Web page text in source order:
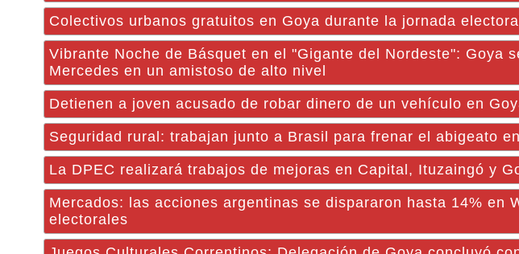
Colectivos urbanos gratuitos en Goya durante la jornada
Vibrante Noche de Básquet en el "Gigante del Nordeste": Goya
Mercedes en un amistoso de alto nivel
Detienen a joven acusado de robar dinero de un vehículo en
Seguridad rural: trabajan junto a Brasil para frenar el abigeato
La DPEC realizará trabajos de mejoras en Capital, Ituzaingó y
Mercados: las acciones argentinas se dispararon hasta 14% en
electorales